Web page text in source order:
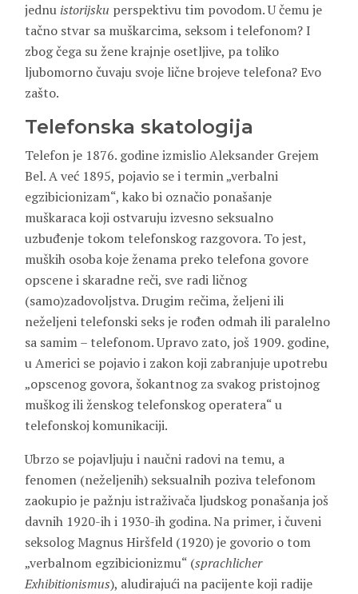
jednu istorijsku perspektivu tim povodom. U čemu je
tačno stvar sa muškarcima, seksom i telefonom? I
zbog čega su žene krajnje osetljive, pa toliko
ljubomorno čuvaju svoje lične brojeve telefona? Evo
zašto.
Telefonska skatologija
Telefon je 1876. godine izmislio Aleksander Grejem
Bel. A već 1895, pojavio se i termin „verbalni
egzibicionizam“, kako bi označio ponašanje
muškaraca koji ostvaruju izvesno seksualno
uzbuđenje tokom telefonskog razgovora. To jest,
muških osoba koje ženama preko telefona govore
opscene i skaradne reči, sve radi ličnog
(samo)zadovoljstva. Drugim rečima, željeni ili
neželjeni telefonski seks je rođen odmah ili paralelno
sa samim – telefonom. Upravo zato, još 1909. godine,
u Americi se pojavio i zakon koji zabranjuje upotrebu
„opscenog govora, šokantnog za svakog pristojnog
muškog ili ženskog telefonskog operatera“ u
telefonskoj komunikaciji.
Ubrzo se pojavljuju i naučni radovi na temu, a
fenomen (neželjenih) seksualnih poziva telefonom
zaokupio je pažnju istraživača ljudskog ponašanja još
davnih 1920-ih i 1930-ih godina. Na primer, i čuveni
seksolog Magnus Hiršfeld (1920) je govorio o tom
„verbalnom egzibicionizmu“ (sprachlicher
Exhibitionismus), aludirajući na pacijente koji radije